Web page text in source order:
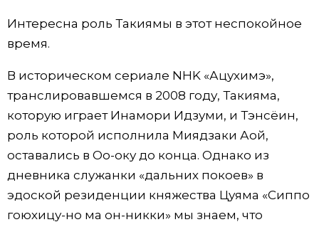
Интересна роль Такиямы в этот неспокойное
время.
В историческом сериале NHK «Ацухимэ»,
транслировавшемся в 2008 году, Такияма,
которую играет Инамори Идзуми, и Тэнсёин,
роль которой исполнила Миядзаки Аой,
оставались в Оо-оку до конца. Однако из
дневника служанки «дальних покоев» в
эдоской резиденции княжества Цуяма «Сиппо
гоюхицу-но ма он-никки» мы знаем, что